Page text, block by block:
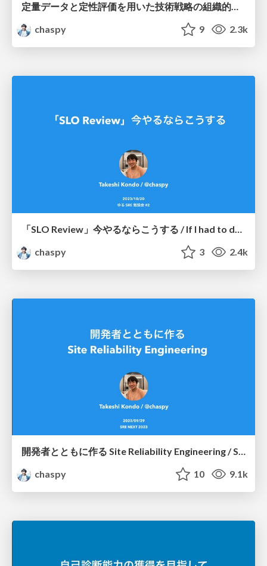
定量データと定性評価を用いた技術戦略の組織的実践 / Systematic implementation of technology strategies using quantitative data and qualitative evaluation
chaspy
9 2.3k
chaspy
3 2.4k
開発者とともに作る Site Reliability Engineering / SREing with Developers
chaspy
10 9.1k